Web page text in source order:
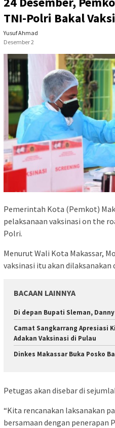
TNI-Polri Bakal
Yusuf Ahmad
Desember 2
Pemerintah Kota (Pemkot)
pelaksanaan vaksinasi on the
Polri.
Menurut Wali Kota Makassar,
vaksinasi itu akan dilaksanakan
BACAAN LAINNYA
Di depan Bupati Sleman,
Camat Sangkarrang Apresiasi
Adakan Vaksinasi di Pulau
Dinkes Makassar Buka Posko
Petugas akan disebar di
“Kita rencanakan laksanakan
bersamaan dengan penerapan